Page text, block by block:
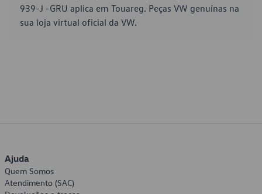
939-J -GRU aplica em Touareg. Peças VW genuínas na
sua loja virtual oficial da VW.
Ajuda
Quem Somos
Atendimento (SAC)